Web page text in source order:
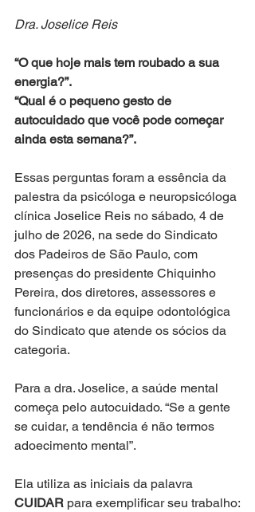
Dra. Joselice Reis
“O que hoje mais tem roubado a sua
energia?”.
“Qual é o pequeno gesto de
autocuidado que você pode começar
ainda esta semana?”.
Essas perguntas foram a essência da
palestra da psicóloga e neuropsicóloga
clínica Joselice Reis no sábado, 4 de
julho de 2026, na sede do Sindicato
dos Padeiros de São Paulo, com
presenças do presidente Chiquinho
Pereira, dos diretores, assessores e
funcionários e da equipe odontológica
do Sindicato que atende os sócios da
categoria.
Para a dra. Joselice, a saúde mental
começa pelo autocuidado. “Se a gente
se cuidar, a tendência é não termos
adoecimento mental”.
Ela utiliza as iniciais da palavra
CUIDAR para exemplificar seu trabalho: